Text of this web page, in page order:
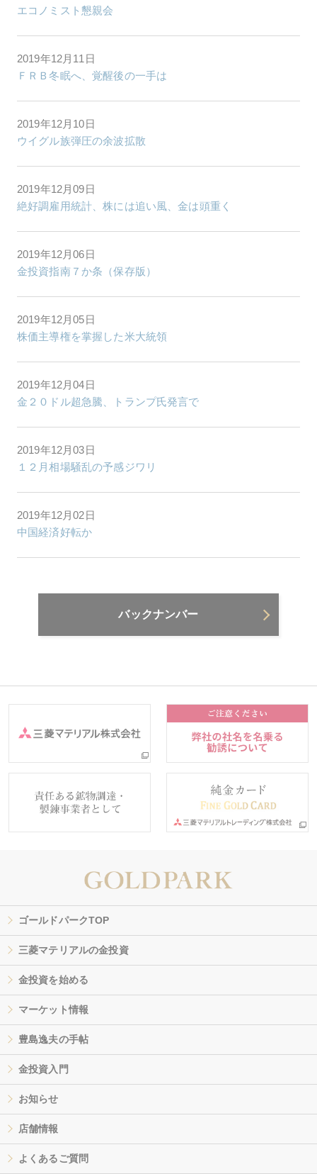
エコノミスト懇親会
2019年12月11日
ＦＲＢ冬眠へ、覚醒後の一手は
2019年12月10日
ウイグル族弾圧の余波拡散
2019年12月09日
絶好調雇用統計、株には追い風、金は頭重く
2019年12月06日
金投資指南７か条（保存版）
2019年12月05日
株価主導権を掌握した米大統領
2019年12月04日
金２０ドル超急騰、トランプ氏発言で
2019年12月03日
１２月相場騒乱の予感ジワリ
2019年12月02日
中国経済好転か
バックナンバー
ゴールドパークTOP
三菱マテリアルの金投資
金投資を始める
マーケット情報
豊島逸夫の手帖
金投資入門
お知らせ
店舗情報
よくあるご質問